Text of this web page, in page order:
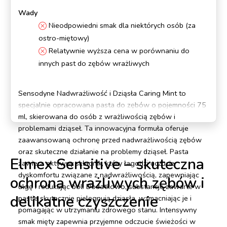
Wady
Nieodpowiedni smak dla niektórych osób (za
ostro-miętowy)
Relatywnie wyższa cena w porównaniu do
innych past do zębów wrażliwych
Sensodyne Nadwrażliwość i Dziąsła Caring Mint to
specjalnie opracowana pasta do zębów o pojemności 75
ml, skierowana do osób z wrażliwością zębów i
problemami dziąseł. Ta innowacyjna formuła oferuje
zaawansowaną ochronę przed nadwrażliwością zębów
oraz skuteczne działanie na problemy dziąseł. Pasta
zawiera aktywny składnik, który łagodzi uczucie
dyskomfortu związane z nadwrażliwością, zapewniając
ulgę i redukując ból. Dodatkowo, substancje zawarte w
pastie skutecznie pielęgnują dziąsła, wzmacniając je i
pomagając w utrzymaniu zdrowego stanu. Intensywny
smak mięty zapewnia przyjemne odczucie świeżości w
Elmex Sensitive – skuteczna
ochrona wrażliwych zębów i
delikatne czyszczenie